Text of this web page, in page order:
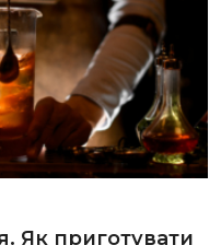
Як приготувати